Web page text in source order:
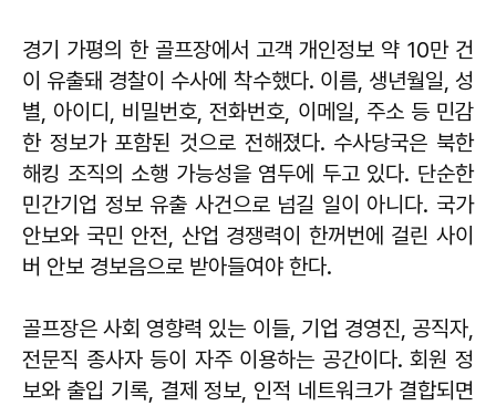
경기 가평의 한 골프장에서 고객 개인정보 약 10만 건
이 유출돼 경찰이 수사에 착수했다. 이름, 생년월일, 성
별, 아이디, 비밀번호, 전화번호, 이메일, 주소 등 민감
한 정보가 포함된 것으로 전해졌다. 수사당국은 북한
해킹 조직의 소행 가능성을 염두에 두고 있다. 단순한
민간기업 정보 유출 사건으로 넘길 일이 아니다. 국가
안보와 국민 안전, 산업 경쟁력이 한꺼번에 걸린 사이
버 안보 경보음으로 받아들여야 한다.
골프장은 사회 영향력 있는 이들, 기업 경영진, 공직자,
전문직 종사자 등이 자주 이용하는 공간이다. 회원 정
보와 출입 기록, 결제 정보, 인적 네트워크가 결합되면